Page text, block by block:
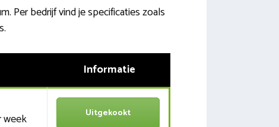
Per bedrijf vind je specificaties zoals
Informatie
week Uitgekookt